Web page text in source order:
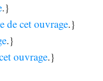
.}
de cet ouvrage.}
.}
ouvrage.}